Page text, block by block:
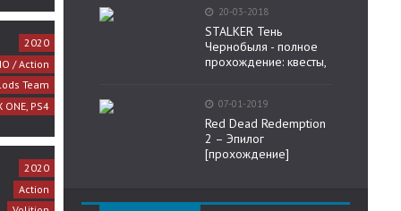
2020
/ Action
Team
ONE, PS4
2020
Action
20-03-2018
STALKER Тень
Чернобыля - полное
прохождение: квесты,
07-01-2019
Red Dead Redemption
2 – Эпилог
[прохождение]